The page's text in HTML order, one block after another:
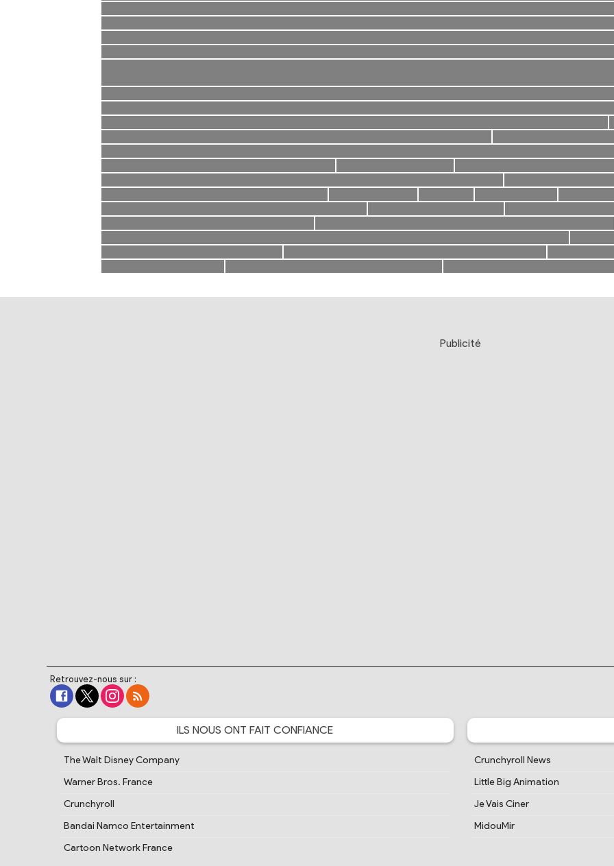
Publicité
Retrouvez-nous sur :
ILS NOUS ONT FAIT CONFIANCE
The Walt Disney Company
Warner Bros. France
Crunchyroll
Bandai Namco Entertainment
Cartoon Network France
Crunchyroll News
Little Big Animation
Je Vais Ciner
MidouMir